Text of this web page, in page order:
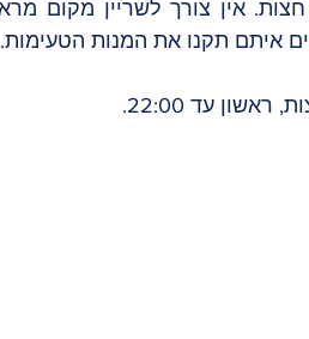
איתם תקנו את המנות הטעימות.